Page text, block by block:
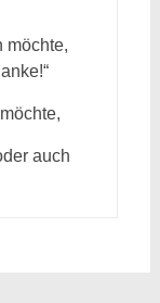
möchte,
auch